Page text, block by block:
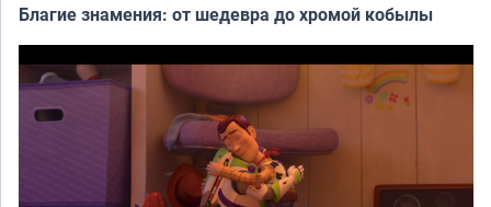
Благие знамения: от шедевра до хромой кобылы